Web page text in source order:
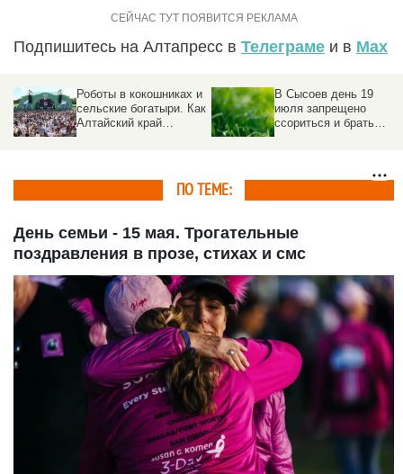
Подпишитесь на Алтапресс в Телеграме и в Max
Роботы в кокошниках и
сельские богатыри. Как
Алтайский край
В Сысоев день 19
июля запрещено
ссориться и брать
ПО ТЕМЕ:
День семьи - 15 мая. Трогательные
поздравления в прозе, стихах и смс